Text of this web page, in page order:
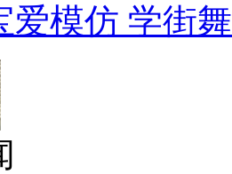
爱模仿 学街